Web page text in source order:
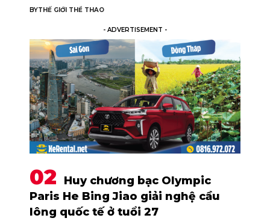
BYTHẾ GIỚI THỂ THAO
- ADVERTISEMENT -
Huy chương bạc Olympic
Paris He Bing Jiao giải nghệ cầu
lông quốc tế ở tuổi 27